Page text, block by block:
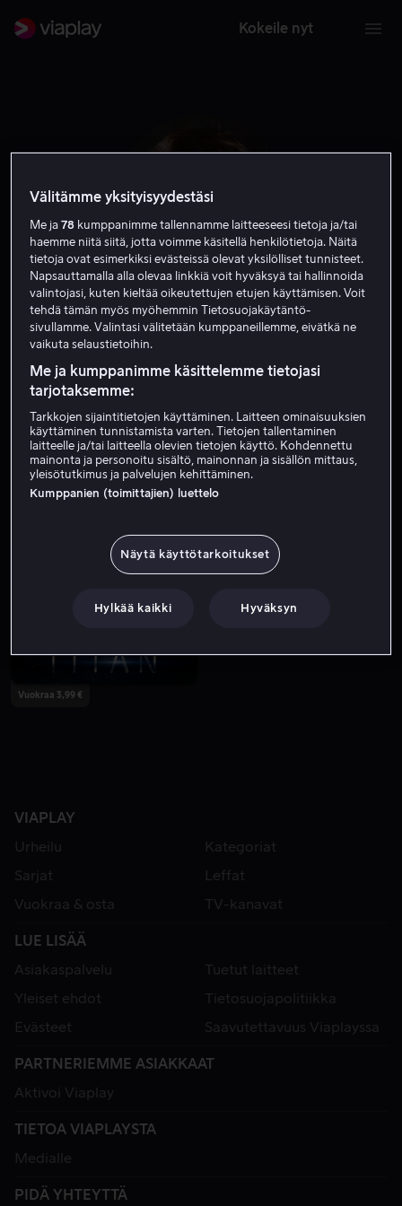
Kokeile nyt
Agyness Deyn
Näyttelijä
Alk. 3,99 €
Vuokraa 3,99 €
VIAPLAY
Urheilu
Kategoriat
Sarjat
Leffat
Vuokraa & osta
TV-kanavat
LUE LISÄÄ
Asiakaspalvelu
Tuetut laitteet
Yleiset ehdot
Tietosuojapolitiikka
Evästeet
Saavutettavuus Viaplayssa
PARTNERIEMME ASIAKKAAT
Aktivoi Viaplay
TIETOA VIAPLAYSTA
Medialle
PIDÄ YHTEYTTÄ
Välitämme yksityisyydestäsi
Me ja78 kumppanimme tallennamme laitteeseesi tietoja ja/tai
haemme niitä siitä, jotta voimme käsitellä henkilötietoja. Näitä
tietoja ovat esimerkiksi evästeissä olevat yksilölliset tunnisteet.
Napsauttamalla alla olevaa linkkiä voit hyväksyä tai hallinnoida
valintojasi, kuten kieltää oikeutettujen etujen käyttämisen. Voit
tehdä tämän myös myöhemmin Tietosuojakäytäntö-
sivullamme. Valintasi välitetään kumppaneillemme, eivätkä ne
vaikuta selaustietoihin.
Me ja kumppanimme käsittelemme tietojasi
tarjotaksemme:
Tarkkojen sijaintitietojen käyttäminen. Laitteen ominaisuuksien
käyttäminen tunnistamista varten. Tietojen tallentaminen
laitteelle ja/tai laitteella olevien tietojen käyttö. Kohdennettu
mainonta ja personoitu sisältö, mainonnan ja sisällön mittaus,
yleisötutkimus ja palvelujen kehittäminen.
Kumppanien (toimittajien) luettelo
Näytä käyttötarkoitukset
Hylkää kaikki Hyväksyn